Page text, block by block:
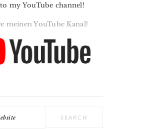
my YouTube channel!
meinen YouTube Kanal!